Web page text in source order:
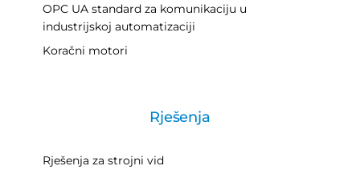
OPC UA standard za komunikaciju u
industrijskoj automatizaciji
Koračni motori
Rješenja
Rješenja za strojni vid